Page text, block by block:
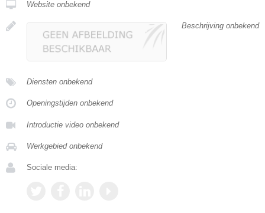
Website onbekend
Beschrijving onbekend
Diensten onbekend
Openingstijden onbekend
Introductie video onbekend
Werkgebied onbekend
Sociale media: